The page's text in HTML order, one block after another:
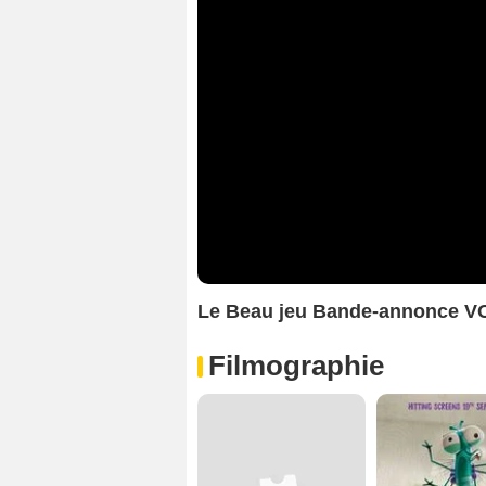
Le Beau jeu Bande-annonce
Filmographie